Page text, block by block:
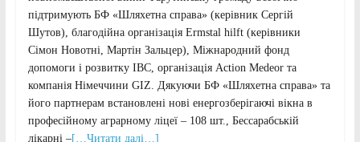
підтримують БФ «Шляхетна справа» (керівник Сергій
Шутов), благодійна організація Ermstal hilft (керівники
Сімон Новотні, Мартін Зальцер), Міжнародний фонд
допомоги і розвитку IBC, організація Action Medeor та
компанія Німеччини GIZ. Дякуючи БФ «Шляхетна справа» та
його партнерам встановлені нові енергозберігаючі вікна в
професійному аграрному ліцеї – 108 шт., Бессарабській
лікарні –[…Читати далі…]